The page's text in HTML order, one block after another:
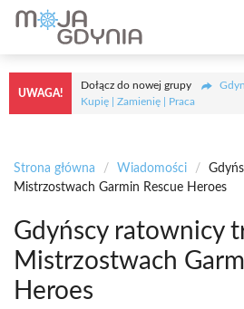
Przejdź
treści
UWAGA!
Dołącz do nowej grupy
Kupię | Zamienię | Praca
Strona główna / Wiadomości /
Mistrzostwach Garmin Rescue Heroes
Gdyńscy ratownicy
Mistrzostwach
Heroes